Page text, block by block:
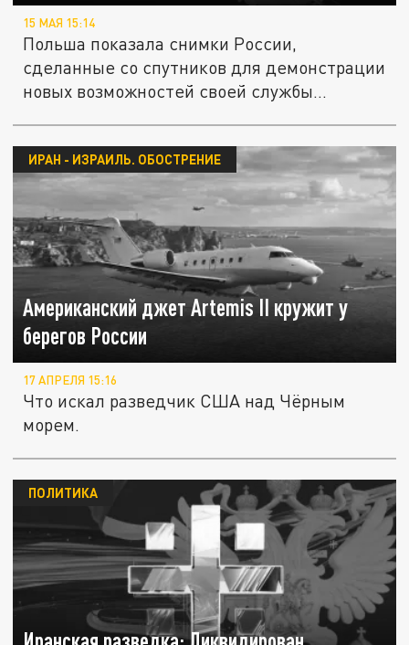
15 МАЯ 15:14
Польша показала снимки России,
сделанные со спутников для демонстрации
новых возможностей своей службы...
Американский джет Artemis II кружит у
берегов России
ИРАН - ИЗРАИЛЬ. ОБОСТРЕНИЕ
17 АПРЕЛЯ 15:16
Что искал разведчик США над Чёрным
морем.
ПОЛИТИКА